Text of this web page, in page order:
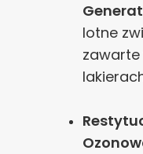
lotne